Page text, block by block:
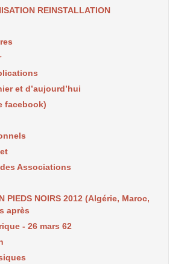
REINSTALLATION
et d’aujourd’hui
facebook)
Associations
PIEDS NOIRS 2012 (Algérie, Maroc,
après
- 26 mars 62